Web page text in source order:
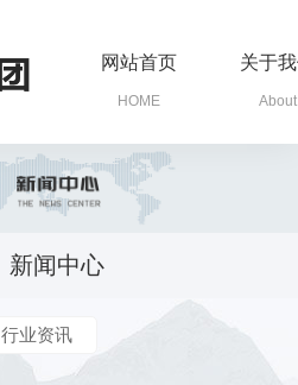
网站首页
HOME
关于
About
新闻中心
行业资讯